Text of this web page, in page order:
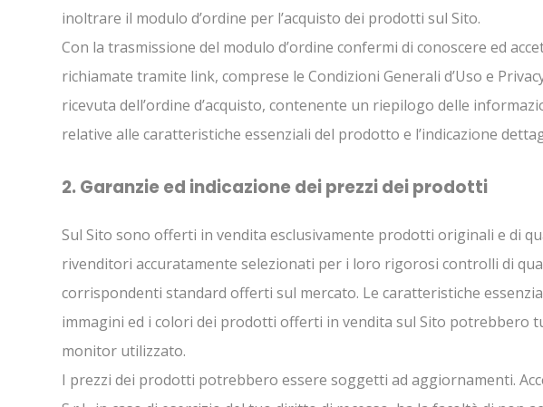
inoltrare il modulo d’ordine per l’acquisto dei prodotti sul Sito.
Con la trasmissione del modulo d’ordine confermi di conoscere ed
richiamate tramite link, comprese le Condizioni Generali d’Uso e
ricevuta dell’ordine d’acquisto, contenente un riepilogo delle
relative alle caratteristiche essenziali del prodotto e l’indicazione
2. Garanzie ed indicazione dei prezzi dei prodotti
Sul Sito sono offerti in vendita esclusivamente prodotti originali e di
rivenditori accuratamente selezionati per i loro rigorosi controlli di
corrispondenti standard offerti sul mercato. Le caratteristiche
immagini ed i colori dei prodotti offerti in vendita sul Sito
monitor utilizzato.
I prezzi dei prodotti potrebbero essere soggetti ad aggiornamenti.